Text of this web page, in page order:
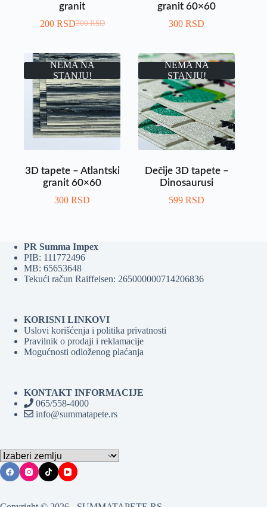
granit
300RSD
200 RSD
granit 60×60
300RSD
NEMA NA
STANJU!
3D tapete – Atlantski
granit 60×60
300RSD
NEMA NA
STANJU!
Dečije 3D tapete –
Dinosaurusi
599RSD
PR Summa Impex
PIB: 111772496
MB: 65653648
Tekući račun Raiffeisen: 265000000714206836
KORISNI LINKOVI
Uslovi korišćenja i politika privatnosti
Pravilnik o prodaji i reklamacije
Mogućnosti odloženog plaćanja
KONTAKT INFORMACIJE
065/558-4000
info@summatapete.rs